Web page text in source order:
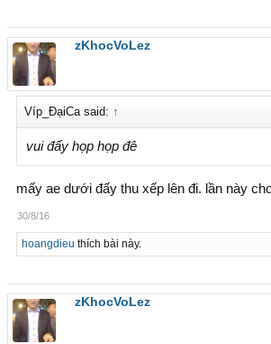
zKhocVoLez
Víp_ĐạiCa said: ↑
vui đấy họp họp đê
mấy ae dưới đấy thu xếp lên đi. lần này
30/8/16
hoangdieu thích bài này.
zKhocVoLez